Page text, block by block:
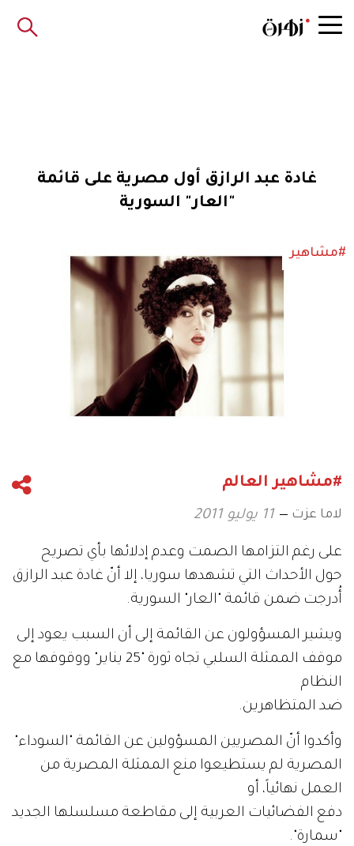
غادة عبد الرازق أول مصرية على قائمة
"العار" السورية
#مشاهير
#مشاهير العالم
لاما عزت 11 يوليو 2011
على رغم التزامها الصمت وعدم إدلائها بأي تصريح
حول الأحداث التي تشهدها سوريا، إلا أنّ غادة عبد الرازق
أُدرجت ضمن قائمة "العار" السورية.
ويشير المسؤولون عن القائمة إلى أن السبب يعود إلى
موقف الممثلة السلبي تجاه ثورة "25 يناير" ووقوفها مع
النظام
ضد المتظاهرين.
وأكدوا أنّ المصريين المسؤولين عن القائمة "السوداء"
المصرية لم يستطيعوا منع الممثلة المصرية من
العمل نهائياً، أو
دفع الفضائيات العربية إلى مقاطعة مسلسلها الجديد
"سمارة".